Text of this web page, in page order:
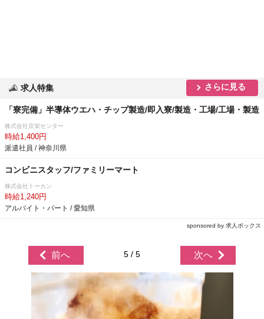
求人特集 さらに見る
「寮完備」半導体ウエハ・チップ製造/即入寮/製造・工場/工場・製造
株式会社京栄センター
時給1,400円
派遣社員 / 神奈川県
コンビニスタッフ/ファミリーマート
株式会社トーカン
時給1,240円
アルバイト・パート / 愛知県
sponsored by 求人ボックス
前へ 5 / 5 次へ